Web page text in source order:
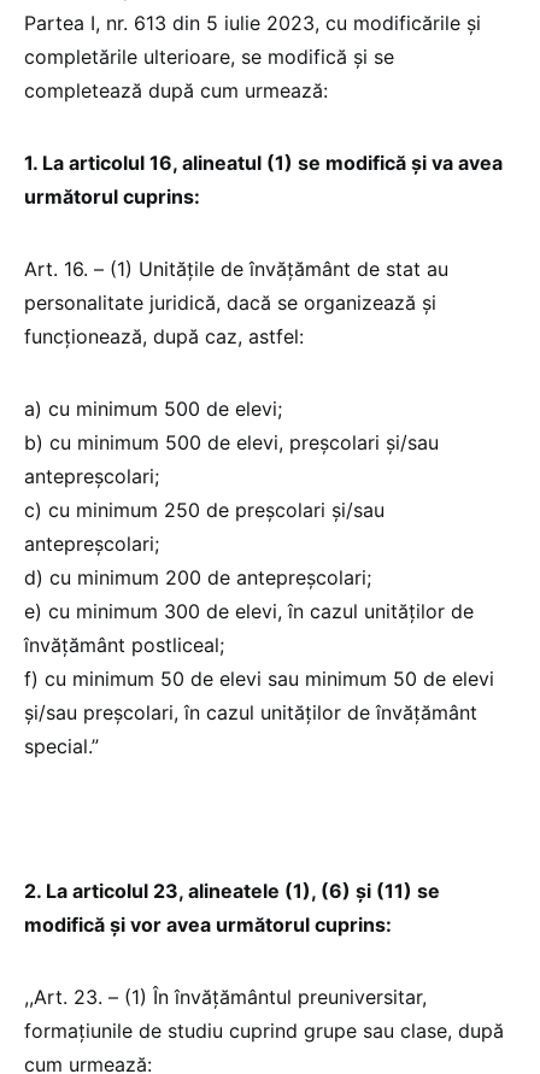
Partea I, nr. 613 din 5 iulie 2023, cu modificările și
completările ulterioare, se modifică și se
completează după cum urmează:
1. La articolul 16, alineatul (1) se modifică și va avea
următorul cuprins:
Art. 16. – (1) Unităţile de învăţământ de stat au
personalitate juridică, dacă se organizează şi
funcţionează, după caz, astfel:
a) cu minimum 500 de elevi;
b) cu minimum 500 de elevi, preşcolari şi/sau
antepreşcolari;
c) cu minimum 250 de preşcolari şi/sau
antepreşcolari;
d) cu minimum 200 de antepreşcolari;
e) cu minimum 300 de elevi, în cazul unităţilor de
învăţământ postliceal;
f) cu minimum 50 de elevi sau minimum 50 de elevi
şi/sau preşcolari, în cazul unităţilor de învăţământ
special.”
2. La articolul 23, alineatele (1), (6) și (11) se
modifică și vor avea următorul cuprins:
,,Art. 23. – (1) În învăţământul preuniversitar,
formaţiunile de studiu cuprind grupe sau clase, după
cum urmează: